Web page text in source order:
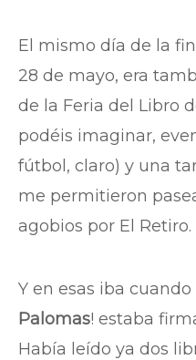
El mismo día de la
28 de mayo, era
de la Feria del Libro
podéis imaginar,
fútbol, claro) y una
me permitieron
agobios por El Retiro.
Y en esas iba cuando
Palomas! estaba
Había leído ya dos